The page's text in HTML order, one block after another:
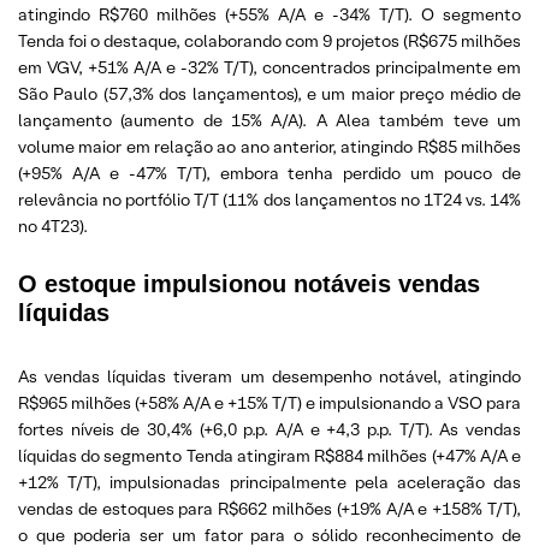
atingindo R$760 milhões (+55% A/A e -34% T/T). O segmento
Tenda foi o destaque, colaborando com 9 projetos (R$675 milhões
em VGV, +51% A/A e -32% T/T), concentrados principalmente em
São Paulo (57,3% dos lançamentos), e um maior preço médio de
lançamento (aumento de 15% A/A). A Alea também teve um
volume maior em relação ao ano anterior, atingindo R$85 milhões
(+95% A/A e -47% T/T), embora tenha perdido um pouco de
relevância no portfólio T/T (11% dos lançamentos no 1T24 vs. 14%
no 4T23).
O estoque impulsionou notáveis vendas
líquidas
As vendas líquidas tiveram um desempenho notável, atingindo
R$965 milhões (+58% A/A e +15% T/T) e impulsionando a VSO para
fortes níveis de 30,4% (+6,0 p.p. A/A e +4,3 p.p. T/T). As vendas
líquidas do segmento Tenda atingiram R$884 milhões (+47% A/A e
+12% T/T), impulsionadas principalmente pela aceleração das
vendas de estoques para R$662 milhões (+19% A/A e +158% T/T),
o que poderia ser um fator para o sólido reconhecimento de